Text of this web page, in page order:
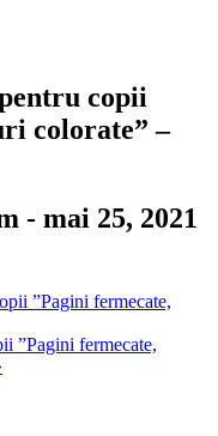
copii
colorate” –
- mai 25, 2021
”Pagini fermecate,
”Pagini fermecate,